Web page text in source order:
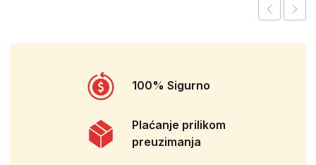
100% Sigurno
Plaćanje prilikom
preuzimanja